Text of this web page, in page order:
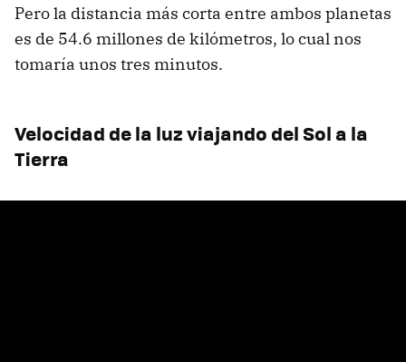
Pero la distancia más corta entre ambos planetas
es de 54.6 millones de kilómetros, lo cual nos
tomaría unos tres minutos.
Velocidad de la luz viajando del Sol a la
Tierra